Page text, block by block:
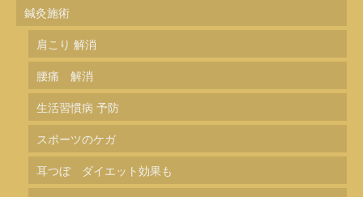
鍼灸施術
肩こり 解消
腰痛 解消
生活習慣病 予防
スポーツのケガ
耳つぼ ダイエット効果も